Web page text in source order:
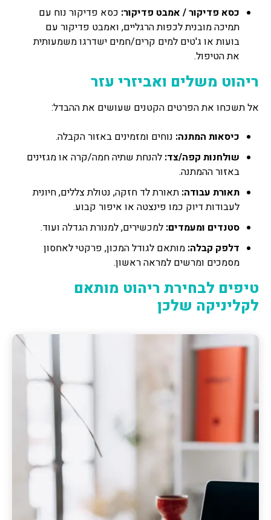
כסא פדיקור / אמבט פדיקור: כסא פדיקור נוח עם
תמיכה מובנית לכפות הרגליים, ואמבט פדיקור עם
בועות או ג'טים למים קרים/חמים ישדרגו משמעותית
את הטיפול.
ריהוט משלים ואביזרי עזר
אל תשכחו את הפרטים הקטנים שעושים את ההבדל:
כיסאות המתנה: נוחים ומזמינים באזור הקבלה.
שולחנות קפה/צד: להנחת שתיה חמה/קרה או מגזינים
באזור ההמתנה.
תאורת עבודה: תאורת לד חזקה, נטולת צללים, חיונית
לעבודות דיוק כמו פינצטה או איפור קבוע.
סטנדים ומעמדים: למכשירים, למנורת הגדלה ועוד.
דלפק קבלה: מותאם לגודל המכון, פרקטי לאחסון
מסמכים ומרשים למראה ראשון.
טיפים לבחירת ריהוט מותאם
לקליניקה שלכן